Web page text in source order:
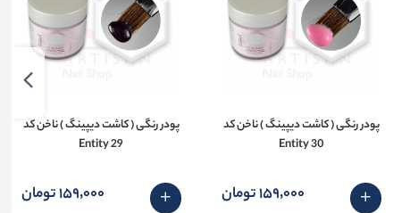
پودر رنگی ( کاشت دیپینگ ) ناخن کد
30 Entity
159٬000 تومان
پودر رنگی ( کاشت دیپینگ ) ناخن کد
29 Entity
159٬000 تومان